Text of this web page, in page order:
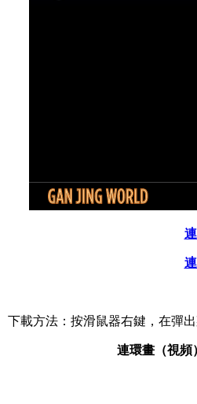
下載方法：按滑鼠器右鍵，在彈
連環畫（視